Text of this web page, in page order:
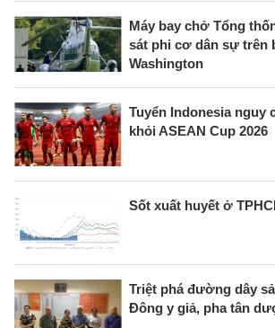
Máy bay chở Tổng
sát phi cơ dân sự trên
Washington
Tuyển Indonesia nguy
khỏi ASEAN Cup 2026
Sốt xuất huyết ở
Triệt phá đường dây
Đông y giả, pha tân